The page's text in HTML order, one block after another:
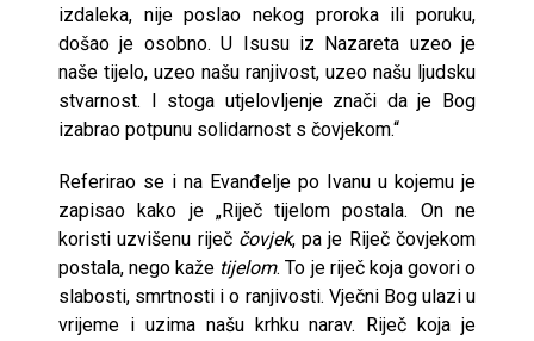
izdaleka, nije poslao nekog proroka ili poruku,
došao je osobno. U Isusu iz Nazareta uzeo je
naše tijelo, uzeo našu ranjivost, uzeo našu ljudsku
stvarnost. I stoga utjelovljenje znači da je Bog
izabrao potpunu solidarnost s čovjekom.“
Referirao se i na Evanđelje po Ivanu u kojemu je
zapisao kako je „Riječ tijelom postala. On ne
koristi uzvišenu riječ čovjek, pa je Riječ čovjekom
postala, nego kaže tijelom. To je riječ koja govori o
slabosti, smrtnosti i o ranjivosti. Vječni Bog ulazi u
vrijeme i uzima našu krhku narav. Riječ koja je